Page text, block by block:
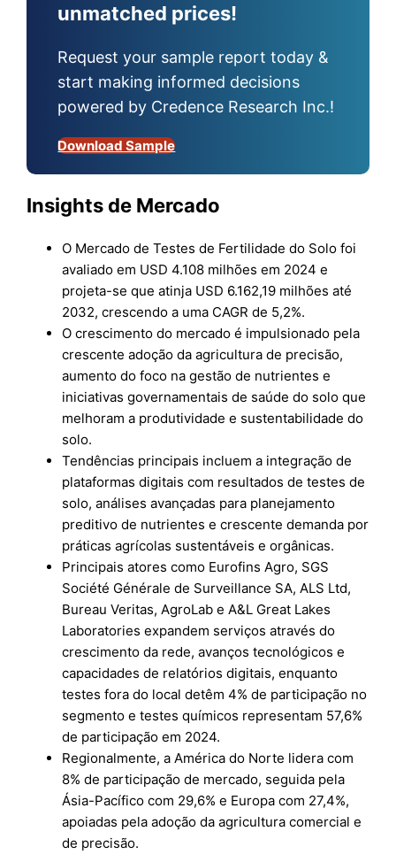
unmatched prices!
Request your sample report today &
start making informed decisions
powered by Credence Research Inc.!
Download Sample
Insights de Mercado
O Mercado de Testes de Fertilidade do Solo foi
avaliado em USD 4.108 milhões em 2024 e
projeta-se que atinja USD 6.162,19 milhões até
2032, crescendo a uma CAGR de 5,2%.
O crescimento do mercado é impulsionado pela
crescente adoção da agricultura de precisão,
aumento do foco na gestão de nutrientes e
iniciativas governamentais de saúde do solo que
melhoram a produtividade e sustentabilidade do
solo.
Tendências principais incluem a integração de
plataformas digitais com resultados de testes de
solo, análises avançadas para planejamento
preditivo de nutrientes e crescente demanda por
práticas agrícolas sustentáveis e orgânicas.
Principais atores como Eurofins Agro, SGS
Société Générale de Surveillance SA, ALS Ltd,
Bureau Veritas, AgroLab e A&L Great Lakes
Laboratories expandem serviços através do
crescimento da rede, avanços tecnológicos e
capacidades de relatórios digitais, enquanto
testes fora do local detêm 4% de participação no
segmento e testes químicos representam 57,6%
de participação em 2024.
Regionalmente, a América do Norte lidera com
8% de participação de mercado, seguida pela
Ásia-Pacífico com 29,6% e Europa com 27,4%,
apoiadas pela adoção da agricultura comercial e
de precisão.